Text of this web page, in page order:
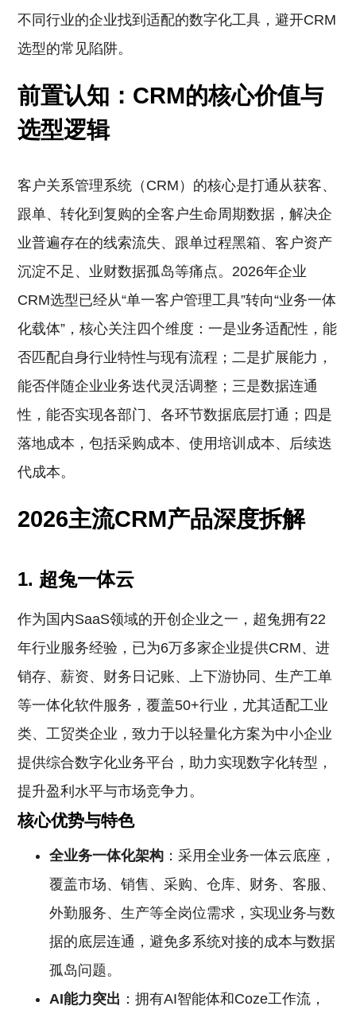
不同行业的企业找到适配的数字化工具，避开CRM
选型的常见陷阱。
前置认知：CRM的核心价值与
选型逻辑
客户关系管理系统（CRM）的核心是打通从获客、
跟单、转化到复购的全客户生命周期数据，解决企
业普遍存在的线索流失、跟单过程黑箱、客户资产
沉淀不足、业财数据孤岛等痛点。2026年企业
CRM选型已经从“单一客户管理工具”转向“业务一体
化载体”，核心关注四个维度：一是业务适配性，能
否匹配自身行业特性与现有流程；二是扩展能力，
能否伴随企业业务迭代灵活调整；三是数据连通
性，能否实现各部门、各环节数据底层打通；四是
落地成本，包括采购成本、使用培训成本、后续迭
代成本。
2026主流CRM产品深度拆解
1. 超兔一体云
作为国内SaaS领域的开创企业之一，超兔拥有22
年行业服务经验，已为6万多家企业提供CRM、进
销存、薪资、财务日记账、上下游协同、生产工单
等一体化软件服务，覆盖50+行业，尤其适配工业
类、工贸类企业，致力于以轻量化方案为中小企业
提供综合数字化业务平台，助力实现数字化转型，
提升盈利水平与市场竞争力。
核心优势与特色
全业务一体化架构 ：采用全业务一体云底座，
覆盖市场、销售、采购、仓库、财务、客服、
外勤服务、生产等全岗位需求，实现业务与数
据的底层连通，避免多系统对接的成本与数据
孤岛问题。
AI能力突出 ：拥有AI智能体和Coze工作流，